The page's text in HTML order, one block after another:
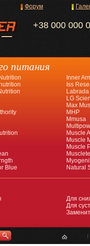
+38 000 000
Форум
питания
Blue
Inner
Iss
Labrada
LG
Max
MHP
Mmusa
Muscle
Muscle
Muscle
Natural
Для
Для